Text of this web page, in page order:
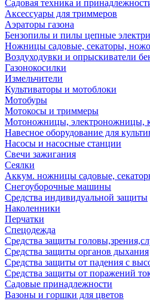
Садовая техника и
Аксессуары для триммеров
Аэраторы газона
Бензопилы и пилы цепные
Ножницы садовые, секаторы,
Воздуходувки и опрыскиватели
Газонокосилки
Измельчители
Культиваторы и мотоблоки
Мотобуры
Мотокосы и триммеры
Мотоножницы, электроножницы,
Навесное оборудование для
Насосы и насосные станции
Свечи зажигания
Сеялки
Аккум. ножницы садовые,
Снегоуборочные машины
Средства индивидуальной защиты
Наколенники
Перчатки
Спецодежда
Средства защиты
Средства защиты органов дыхания
Средства защиты от падения с
Средства защиты от поражений
Садовые принадлежности
Вазоны и горшки для цветов